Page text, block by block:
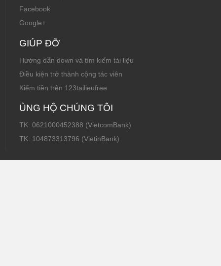
Facebook
Google+
GIÚP ĐỠ
Hướng dẫn down và tìm kiếm tài liệu
Điều kiện trở thành cộng tác viên
Kiếm tiền trên 123tailieufree
ỦNG HỘ CHÚNG TÔI
TK: 0621000452388 (VietcomBank)
TK: 104873313796 (VietinBank)